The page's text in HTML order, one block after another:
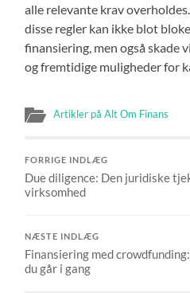
alle relevante krav
disse regler kan ikke blot
finansiering, men også skade
og fremtidige muligheder for
Artikler på Alt Om Finans
FORRIGE INDLÆG
Due diligence: Den juridiske
virksomhed
NÆSTE INDLÆG
Finansiering med
du går i gang